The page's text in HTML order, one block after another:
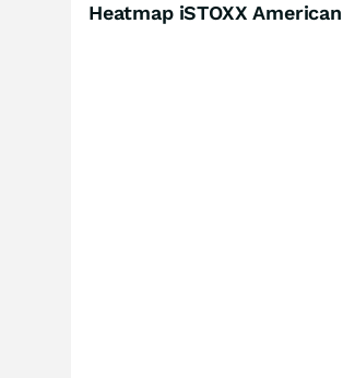
Heatmap iSTOXX